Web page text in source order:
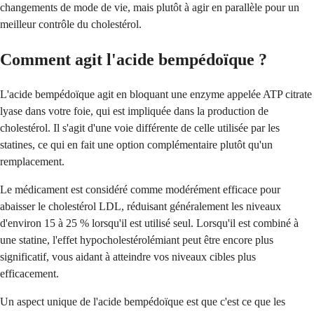
changements de mode de vie, mais plutôt à agir en parallèle pour un
meilleur contrôle du cholestérol.
Comment agit l'acide bempédoïque ?
L'acide bempédoïque agit en bloquant une enzyme appelée ATP citrate
lyase dans votre foie, qui est impliquée dans la production de
cholestérol. Il s'agit d'une voie différente de celle utilisée par les
statines, ce qui en fait une option complémentaire plutôt qu'un
remplacement.
Le médicament est considéré comme modérément efficace pour
abaisser le cholestérol LDL, réduisant généralement les niveaux
d'environ 15 à 25 % lorsqu'il est utilisé seul. Lorsqu'il est combiné à
une statine, l'effet hypocholestérolémiant peut être encore plus
significatif, vous aidant à atteindre vos niveaux cibles plus
efficacement.
Un aspect unique de l'acide bempédoïque est que c'est ce que les